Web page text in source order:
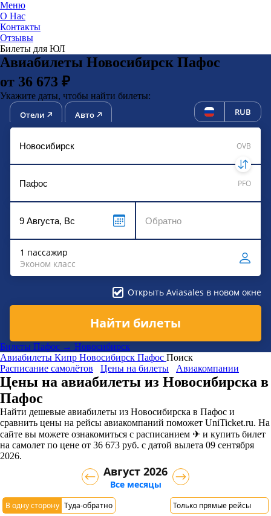
Меню
О Нас
Контакты
Отзывы
Билеты для ЮЛ
Авиабилеты Новосибирск Пафос
от 36 673 ₽
Укажите даты, чтобы найти билеты:
Отели Авто RUB
OVB
PFO
1 пассажир
Эконом класс
Открыть Aviasales в новом окне
Найти билеты
Билеты Пафос → Новосибирск
Авиабилеты Кипр Новосибирск Пафос Поиск
Расписание самолётов
Цены на билеты Авиакомпании
Цены на авиабилеты из Новосибирска в
Пафос
Найти дешевые авиабилеты из Новосибирска в Пафос и
сравнить цены на рейсы авиакомпаний поможет UniTicket.ru. На
сайте вы можете ознакомиться с расписанием ✈ и купить билет
на самолет по цене от 36 673 руб. с датой вылета 09 сентября
2026.
В одну сторону Туда-обратно Только прямые рейсы
Август 2026
Все месяцы